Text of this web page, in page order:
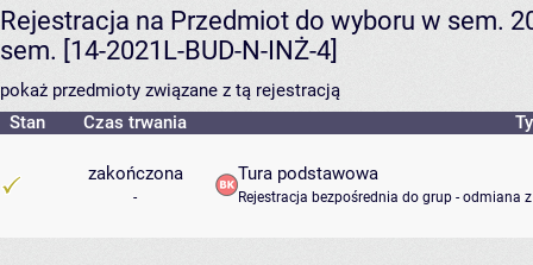
Rejestracja na Przedmiot do wyboru w sem.
sem. [14-2021L-BUD-N-INŻ-4]
pokaż przedmioty związane z tą rejestracją
Stan
Czas trwania
zakończona
-
Tura podstawowa
Rejestracja bezpośrednia do grup - odmiana